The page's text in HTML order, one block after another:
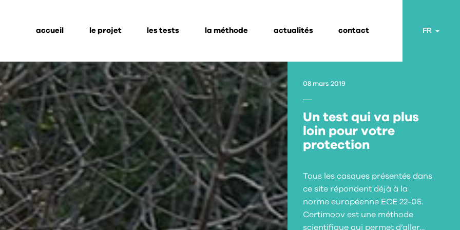
accueil le projet les tests la méthode actualités contact FR
08 mars 2019
Un test qui va plus
loin pour votre
protection
Tous les casques présentés dans
ce site répondent déjà à la
norme européenne ECE 22-05.
Certimoov est une méthode
scientifique qui permet d’aller…